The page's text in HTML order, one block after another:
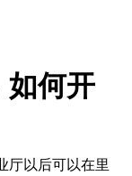
何开
厅以后可以在里